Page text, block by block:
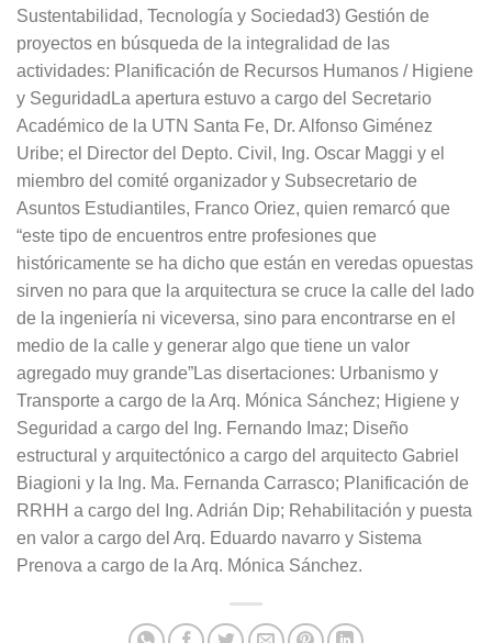
Sustentabilidad, Tecnología y Sociedad3) Gestión de
proyectos en búsqueda de la integralidad de las
actividades: Planificación de Recursos Humanos / Higiene
y SeguridadLa apertura estuvo a cargo del Secretario
Académico de la UTN Santa Fe, Dr. Alfonso Giménez
Uribe; el Director del Depto. Civil, Ing. Oscar Maggi y el
miembro del comité organizador y Subsecretario de
Asuntos Estudiantiles, Franco Oriez, quien remarcó que
“este tipo de encuentros entre profesiones que
históricamente se ha dicho que están en veredas opuestas
sirven no para que la arquitectura se cruce la calle del lado
de la ingeniería ni viceversa, sino para encontrarse en el
medio de la calle y generar algo que tiene un valor
agregado muy grande”Las disertaciones: Urbanismo y
Transporte a cargo de la Arq. Mónica Sánchez; Higiene y
Seguridad a cargo del Ing. Fernando Imaz; Diseño
estructural y arquitectónico a cargo del arquitecto Gabriel
Biagioni y la Ing. Ma. Fernanda Carrasco; Planificación de
RRHH a cargo del Ing. Adrián Dip; Rehabilitación y puesta
en valor a cargo del Arq. Eduardo navarro y Sistema
Prenova a cargo de la Arq. Mónica Sánchez.